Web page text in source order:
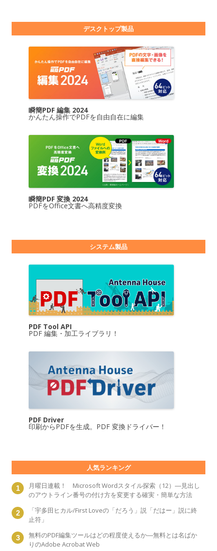
デスクトップ製品
瞬簡PDF 編集 2024
かんたん操作でPDFを自由自在に編集
瞬簡PDF 変換 2024
PDFをOffice文書へ高精度変換
システム製品
PDF Tool API
PDF 編集・加工ライブラリ！
PDF Driver
印刷からPDFを生成。PDF 変換ドライバー！
人気ランキング
月曜日連載！ Microsoft Wordスタイル探索（12）―見出し
のアウトライン番号の付け方を変更する確実・簡単な方法
「宇多田ヒカル/First Loveの「だろう」説「だはー」説に終
止符」
無料のPDF編集ツールはどの程度使えるか―無料とは名ばか
りのAdobe Acrobat Web